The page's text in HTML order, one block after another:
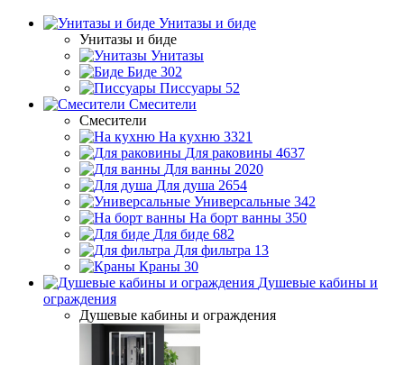
Унитазы и биде
Унитазы и биде
Унитазы
Биде 302
Писсуары 52
Смесители
Смесители
На кухню 3321
Для раковины 4637
Для ванны 2020
Для душа 2654
Универсальные 342
На борт ванны 350
Для биде 682
Для фильтра 13
Краны 30
Душевые кабины и
ограждения
Душевые кабины и ограждения